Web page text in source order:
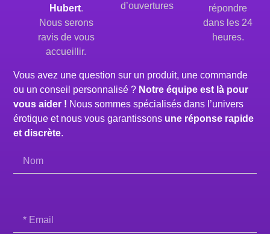
Hubert.
Nous serons
ravis de vous
accueillir.
d’ouvertures
répondre
dans les 24
heures.
Vous avez une question sur un produit, une commande
ou un conseil personnalisé ? Notre équipe est là pour
vous aider ! Nous sommes spécialisés dans l’univers
érotique et nous vous garantissons une réponse rapide
et discrète.